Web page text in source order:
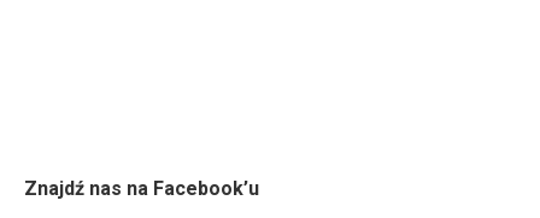
Znajdź nas na Facebook’u